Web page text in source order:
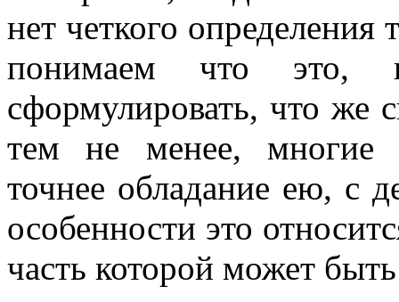
нет четкого
понимаем что это,
сформулировать, что же
тем не менее, многие
точнее обладание ею, с
особенности это
часть которой может